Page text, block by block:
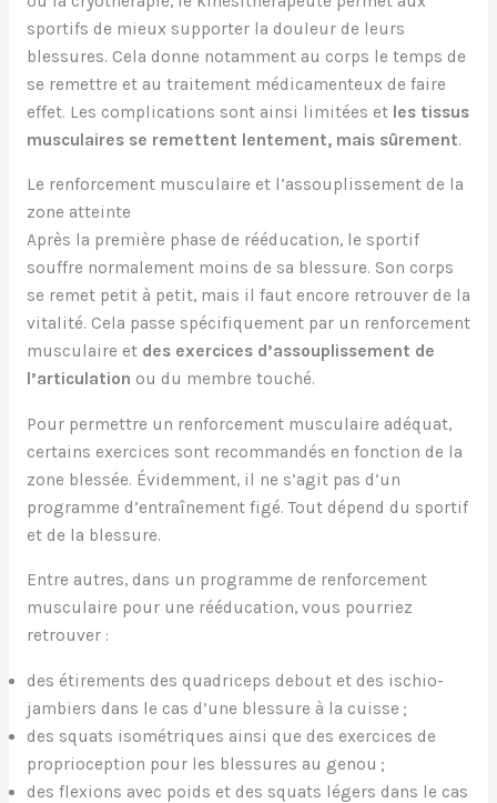
sportifs de mieux supporter la douleur de leurs
blessures. Cela donne notamment au corps le temps de
se remettre et au traitement médicamenteux de faire
effet. Les complications sont ainsi limitées et les tissus
musculaires se remettent lentement, mais sûrement.
Le renforcement musculaire et l’assouplissement de la
zone atteinte
Après la première phase de rééducation, le sportif
souffre normalement moins de sa blessure. Son corps
se remet petit à petit, mais il faut encore retrouver de la
vitalité. Cela passe spécifiquement par un renforcement
musculaire et des exercices d’assouplissement de
l’articulation ou du membre touché.
Pour permettre un renforcement musculaire adéquat,
certains exercices sont recommandés en fonction de la
zone blessée. Évidemment, il ne s’agit pas d’un
programme d’entraînement figé. Tout dépend du sportif
et de la blessure.
Entre autres, dans un programme de renforcement
musculaire pour une rééducation, vous pourriez
retrouver :
des étirements des quadriceps debout et des ischio-
jambiers dans le cas d’une blessure à la cuisse ;
des squats isométriques ainsi que des exercices de
proprioception pour les blessures au genou ;
des flexions avec poids et des squats légers dans le cas